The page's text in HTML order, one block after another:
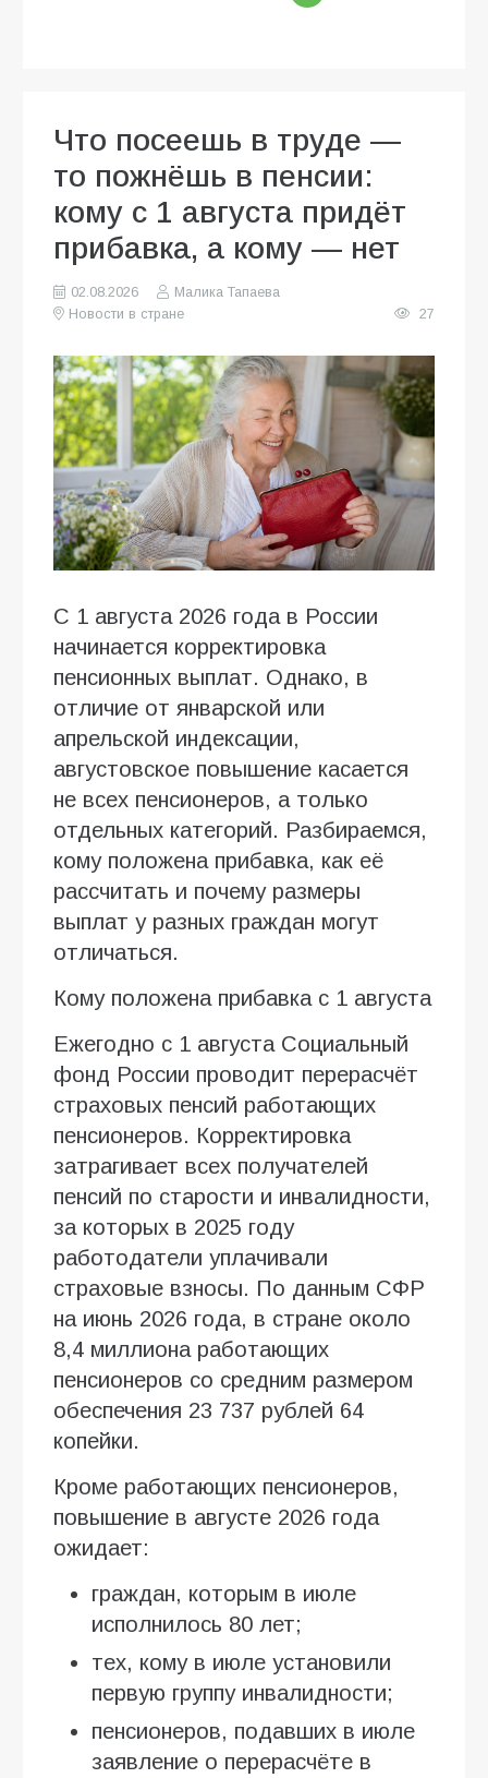
Что посеешь в труде —
то пожнёшь в пенсии:
кому с 1 августа придёт
прибавка, а кому — нет
02.08.2026
Малика Тапаева
Новости в стране
27
С 1 августа 2026 года в России
начинается корректировка
пенсионных выплат. Однако, в
отличие от январской или
апрельской индексации,
августовское повышение касается
не всех пенсионеров, а только
отдельных категорий. Разбираемся,
кому положена прибавка, как её
рассчитать и почему размеры
выплат у разных граждан могут
отличаться.
Кому положена прибавка с 1 августа
Ежегодно с 1 августа Социальный
фонд России проводит перерасчёт
страховых пенсий работающих
пенсионеров. Корректировка
затрагивает всех получателей
пенсий по старости и инвалидности,
за которых в 2025 году
работодатели уплачивали
страховые взносы. По данным СФР
на июнь 2026 года, в стране около
8,4 миллиона работающих
пенсионеров со средним размером
обеспечения 23 737 рублей 64
копейки.
Кроме работающих пенсионеров,
повышение в августе 2026 года
ожидает:
граждан, которым в июле
исполнилось 80 лет;
тех, кому в июле установили
первую группу инвалидности;
пенсионеров, подавших в июле
заявление о перерасчёте в